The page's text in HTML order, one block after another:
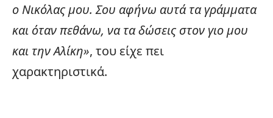
ο Νικόλας μου.Σου αφήνω αυτά τα γράμματα
και όταν πεθάνω, να τα δώσεις στον γιο μου
και την Αλίκη», του είχε πει
χαρακτηριστικά.